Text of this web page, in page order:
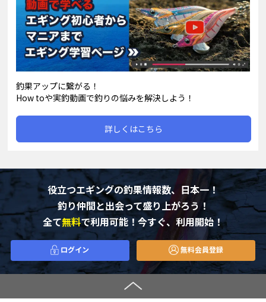
釣果アップに繋がる！
How toや実釣動画で釣りの悩みを解決しよう！
詳しくはこちら
役立つエギングの釣果情報数、日本一！
釣り仲間と出会って盛り上がろう！
全て無料で利用可能！今すぐ、利用開始！
ログイン 無料会員登録